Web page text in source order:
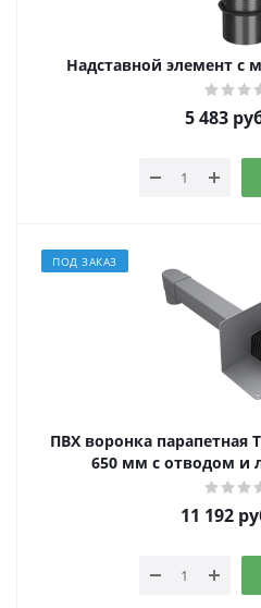
Надставной элемент с
5 483
ПОД ЗАКАЗ
ПВХ воронка парапетная
650 мм с отводом и
11 192